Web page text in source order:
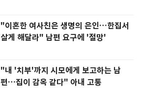
"이혼한 여사친은 생명의 은인…한집서
살게 해달라" 남편 요구에 '절망'
"내 '치부'까지 시모에게 보고하는 남
편…집이 감옥 같다" 아내 고통